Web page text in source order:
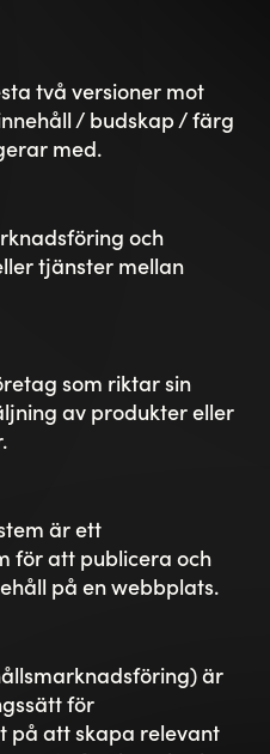
skillnad från ROAS
Formeln för ROI
totala intäkter –
/ investeringens
betalda aktiviteter
för en webbplats
Google eller
(sökmotoroptimering)
vars syfte är att
synlighet på
Google eller Bing.
annonsering som
Facebook, LinkedIn,